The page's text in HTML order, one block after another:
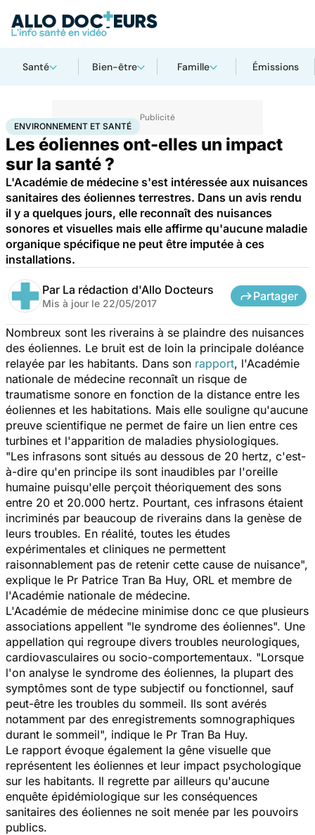
Santé Bien-être Famille Émissions
AccueilBien-êtreEnvironnement et santé
ENVIRONNEMENT ET SANTÉ
Les éoliennes ont-elles un impact
sur la santé ?
L'Académie de médecine s'est intéressée aux nuisances
sanitaires des éoliennes terrestres. Dans un avis rendu
il y a quelques jours, elle reconnaît des nuisances
sonores et visuelles mais elle affirme qu'aucune maladie
organique spécifique ne peut être imputée à ces
installations.
Par La rédaction d'Allo Docteurs
Mis à jour le 22/05/2017
Partager
Nombreux sont les riverains à se plaindre des nuisances
des éoliennes. Le bruit est de loin la principale doléance
relayée par les habitants. Dans son rapport, l'Académie
nationale de médecine reconnaît un risque de
traumatisme sonore en fonction de la distance entre les
éoliennes et les habitations. Mais elle souligne qu'aucune
preuve scientifique ne permet de faire un lien entre ces
turbines et l'apparition de maladies physiologiques.
"Les infrasons sont situés au dessous de 20 hertz, c'est-
à-dire qu'en principe ils sont inaudibles par l'oreille
humaine puisqu'elle perçoit théoriquement des sons
entre 20 et 20.000 hertz. Pourtant, ces infrasons étaient
incriminés par beaucoup de riverains dans la genèse de
leurs troubles. En réalité, toutes les études
expérimentales et cliniques ne permettent
raisonnablement pas de retenir cette cause de nuisance",
explique le Pr Patrice Tran Ba Huy, ORL et membre de
l'Académie nationale de médecine.
L'Académie de médecine minimise donc ce que plusieurs
associations appellent "le syndrome des éoliennes". Une
appellation qui regroupe divers troubles neurologiques,
cardiovasculaires ou socio-comportementaux. "Lorsque
l'on analyse le syndrome des éoliennes, la plupart des
symptômes sont de type subjectif ou fonctionnel, sauf
peut-être les troubles du sommeil. Ils sont avérés
notamment par des enregistrements somnographiques
durant le sommeil", indique le Pr Tran Ba Huy.
Le rapport évoque également la gêne visuelle que
représentent les éoliennes et leur impact psychologique
sur les habitants. Il regrette par ailleurs qu'aucune
enquête épidémiologique sur les conséquences
sanitaires des éoliennes ne soit menée par les pouvoirs
publics.